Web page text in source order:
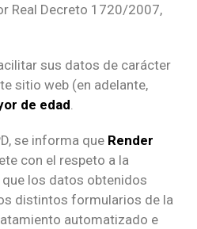
Real Decreto 1720/2007,
sus datos de carácter
sitio web (en adelante,
de edad.
se informa que Render
con el respeto a la
que los datos obtenidos
distintos formularios de la
automatizado e